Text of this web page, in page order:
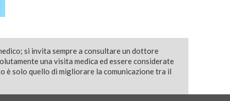
si invita sempre a consultare un dottore
una visita medica ed essere considerate
è solo quello di migliorare la comunicazione tra il